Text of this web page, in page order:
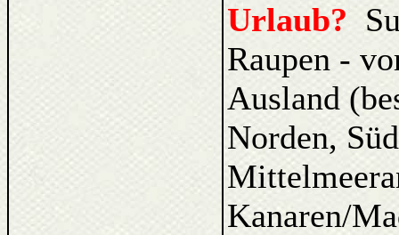
Urlaub?
Raupen -
Ausland
Norden,
Kanaren/